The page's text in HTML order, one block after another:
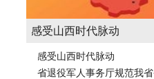
感受山西时代脉动
感受山西时代脉动